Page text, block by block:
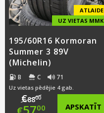
ATLAIDE
UZ VIETAS MMK
195/60R16 Kormoran
Summer 3 89V
(Michelin)
B C 71
Uz vietas pēdējie 4 gab.
€8800
Original
5700 APSKATĪT